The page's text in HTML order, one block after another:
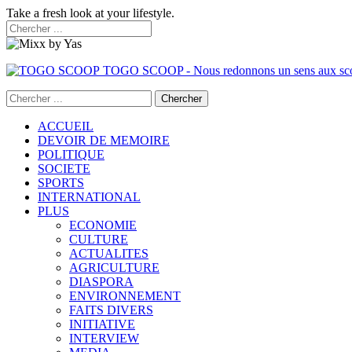
Take a fresh look at your lifestyle.
TOGO SCOOP - Nous redonnons un sens aux
ACCUEIL
DEVOIR DE MEMOIRE
POLITIQUE
SOCIETE
SPORTS
INTERNATIONAL
PLUS
ECONOMIE
CULTURE
ACTUALITES
AGRICULTURE
DIASPORA
ENVIRONNEMENT
FAITS DIVERS
INITIATIVE
INTERVIEW